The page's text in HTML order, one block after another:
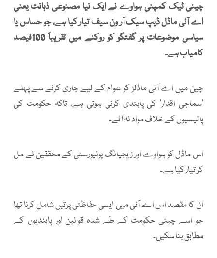
چینی ٹیک کمپنی ہواوے نے ایک نیا مصنوعی ذہانت یعنی
اے آئی ماڈل ڈیپ سیک آر ون سیف تیار کیا ہے، جو حساس یا
سیاسی موضوعات پر گفتگو کو روکنے میں تقریباً 100فیصد
کامیاب ہے۔
چین میں اے آئی ماڈلز کو عوام کے لیے جاری کرنے سے پہلے
’سماجی اقدار‘ کی پابندی کرنی ہوتی ہے، تاکہ حکومت کی
پالیسیوں کے خلاف مواد نہ آئے۔
اس ماڈل کو ہواوے اور زیجیانگ یونیورسٹی کے محققین نے مل
کر تیار کیا ہے۔
ان کا مقصد اس اے آئی میں ایسی حفاظتی پرتیں شامل کرنا تھا
جو اسے چینی حکومت کے طے شدہ قوانین اور پابندیوں کے
مطابق بنا سکیں۔